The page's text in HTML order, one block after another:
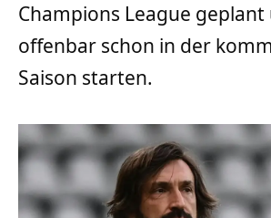
Champions League
offenbar schon in der
Saison starten.